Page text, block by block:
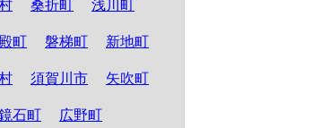
桑折町 浅川町
町 磐梯町 新地町
須賀川市 矢吹町
石町 広野町